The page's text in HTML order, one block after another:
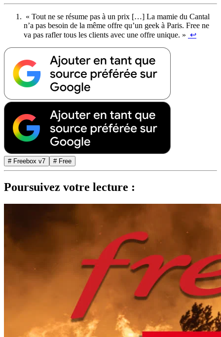
« Tout ne se résume pas à un prix […] La mamie du Cantal
n’a pas besoin de la même offre qu’un geek à Paris. Free ne
va pas rafler tous les clients avec une offre unique. » ↩
# Freebox v7 # Free
Poursuivez votre lecture :